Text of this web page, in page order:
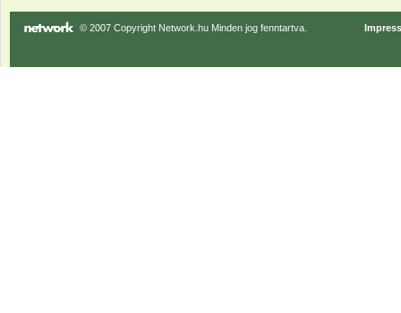
© 2007 Copyright Network.hu Minden jog fenntartva.